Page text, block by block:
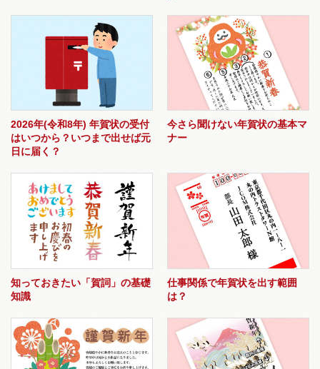
2026年(令和8年) 年賀状の受付
はいつから？いつまで出せば元
日に届く？
今さら聞けない年賀状の基本マ
ナー
知っておきたい「賀詞」の基礎
知識
仕事関係で年賀状を出す範囲
は？